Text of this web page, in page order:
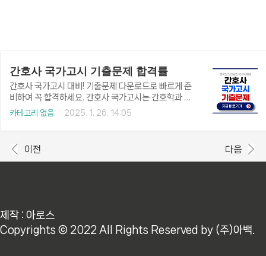
간호사 국가고시 기출문제 합격률
간호사 국가고시 대비! 기출문제 다운로드로 빠르게 준
비하여 꼭 합격하세요. 간호사 국가고시는 간호학과 학
생들에게 중요한 시험으로, 체계적인 준비가 필수입니
출문제 바로가기👆 📁 목차간호사 국가고시 기출문제
다운로드 기출문제는 국가고시의 출제 경향을 파악하
시 합격률은 매우 높습니다. 평균 95%의 높은 합격률
을 보이고 있습니다. 매년 합격률은 아래에서 확인할 수
있습니다. 매년 합격..
카테고리 없음 2025. 1. 26. 14:05
이전 다음
제작 : 아로스
Copyrights © 2022 All Rights Reserved by (주)아백.